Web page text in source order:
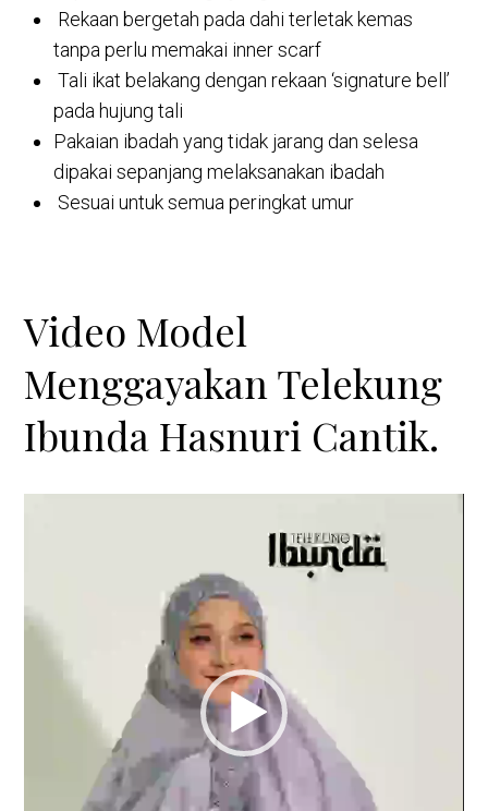
Rekaan bergetah pada dahi terletak kemas
tanpa perlu memakai inner scarf
Tali ikat belakang dengan rekaan ‘signature bell’
pada hujung tali
Pakaian ibadah yang tidak jarang dan selesa
dipakai sepanjang melaksanakan ibadah
Sesuai untuk semua peringkat umur
Video Model
Menggayakan Telekung
Ibunda Hasnuri Cantik.